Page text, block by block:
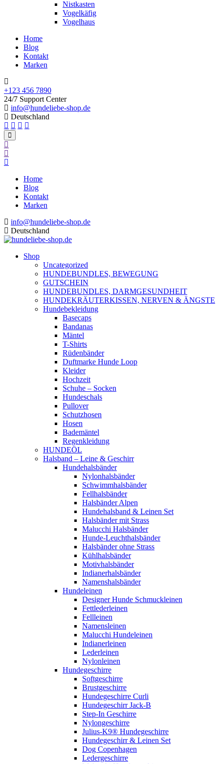
Nistkasten
Vogelkäfig
Vogelhaus
Home
Blog
Kontakt
Marken
+123 456 7890
24/7 Support Center
info@hundeliebe-shop.de
Deutschland
Home
Blog
Kontakt
Marken
info@hundeliebe-shop.de
Deutschland
Shop
Uncategorized
HUNDEBUNDLES, BEWEGUNG
GUTSCHEIN
HUNDEBUNDLES, DARMGESUNDHEIT
HUNDEKRÄUTERKISSEN, NERVEN & ÄNGSTE
Hundebekleidung
Basecaps
Bandanas
Mäntel
T-Shirts
Rüdenbänder
Duftmarke Hunde Loop
Kleider
Hochzeit
Schuhe – Socken
Hundeschals
Pullover
Schutzhosen
Hosen
Bademäntel
Regenkleidung
HUNDEÖL
Halsband – Leine & Geschirr
Hundehalsbänder
Nylonhalsbänder
Schwimmhalsbänder
Fellhalsbänder
Halsbänder Alpen
Hundehalsband & Leinen Set
Halsbänder mit Strass
Malucchi Halsbänder
Hunde-Leuchthalsbänder
Halsbänder ohne Strass
Kühlhalsbänder
Motivhalsbänder
Indianerhalsbänder
Namenshalsbänder
Hundeleinen
Designer Hunde Schmuckleinen
Fettlederleinen
Fellleinen
Namensleinen
Malucchi Hundeleinen
Indianerleinen
Lederleinen
Nylonleinen
Hundegeschirre
Softgeschirre
Brustgeschirre
Hundegeschirre Curli
Hundegeschirr Jack-B
Step-In Geschirre
Nylongeschirre
Julius-K9® Hundegeschirre
Hundegeschirr & Leinen Set
Dog Copenhagen
Ledergeschirre